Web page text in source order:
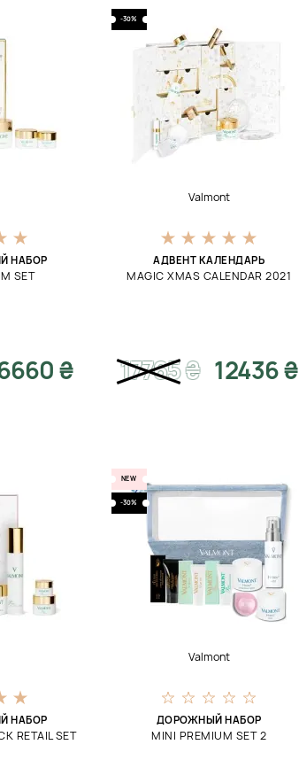
НАБОР
SET
₴
-30%
Valmont
АДВЕНТ КАЛЕНДАРЬ
MAGIC XMAS CALENDAR 2021
17765₴ 12436 ₴
НАБОР
RETAIL SET
NEW
-30%
Valmont
ДОРОЖНЫЙ НАБОР
MINI PREMIUM SET 2